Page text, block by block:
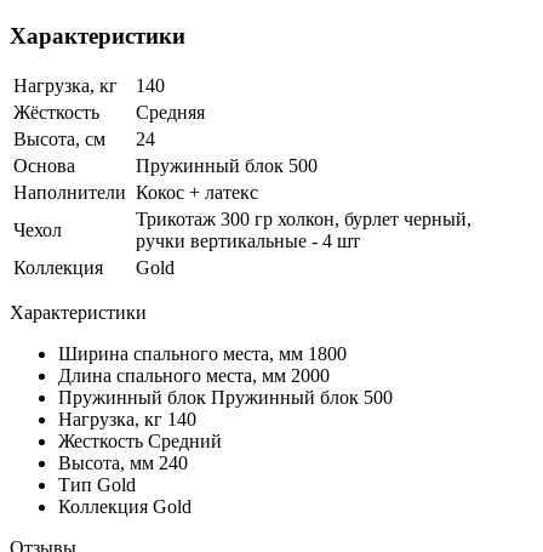
Характеристики
Нагрузка, кг
140
Жёсткость
Средняя
Высота, см
24
Основа
Пружинный блок 500
Наполнители Кокос + латекс
Чехол
Трикотаж 300 гр холкон, бурлет черный,
ручки вертикальные - 4 шт
Коллекция
Gold
Характеристики
Ширина спального места, мм 1800
Длина спального места, мм 2000
Пружинный блок Пружинный блок 500
Нагрузка, кг 140
Жесткость Средний
Высота, мм 240
Тип Gold
Коллекция Gold